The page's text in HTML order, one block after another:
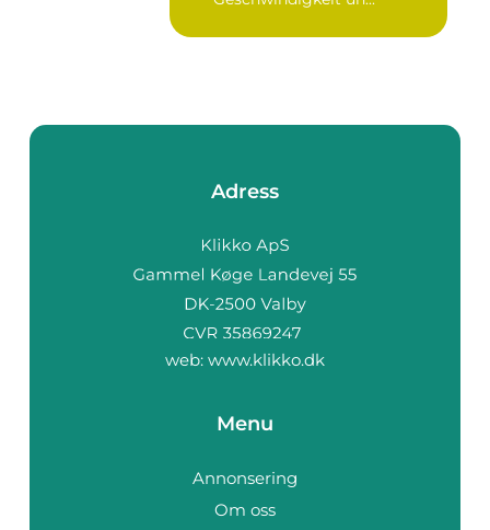
Adress
web: www.klikko.dk
Menu
Annonsering
Om oss